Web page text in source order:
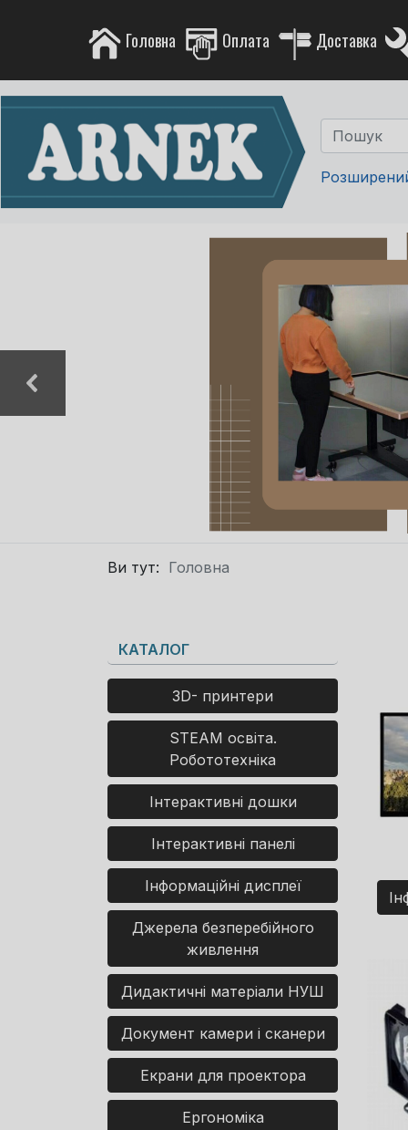
Головна Оплата Доставка
Ви тут: Головна
КАТАЛОГ
3D- принтери
STEAM освіта.
Робототехніка
Інтерактивні дошки
Інтерактивні панелі
Інформаційні дисплеї
Джерела безперебійного
живлення
Дидактичні матеріали НУШ
Документ камери і сканери
Екрани для проектора
Ергономіка